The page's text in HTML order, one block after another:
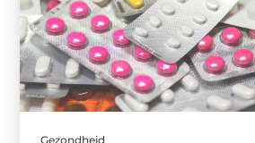
Gezondheid